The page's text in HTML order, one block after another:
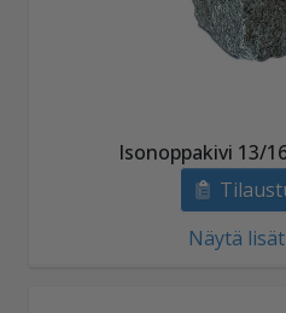
Isonoppakivi 13/
Näytä